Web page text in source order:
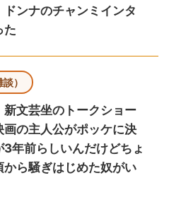
ドンナのチャンミインタ
た
）
新文芸坐のトークショー
画の主人公がポッケに決
3年前らしいんだけどちょ
から騒ぎはじめた奴がい